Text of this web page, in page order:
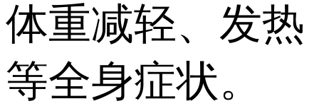
体重减轻、发热
等全身症状。